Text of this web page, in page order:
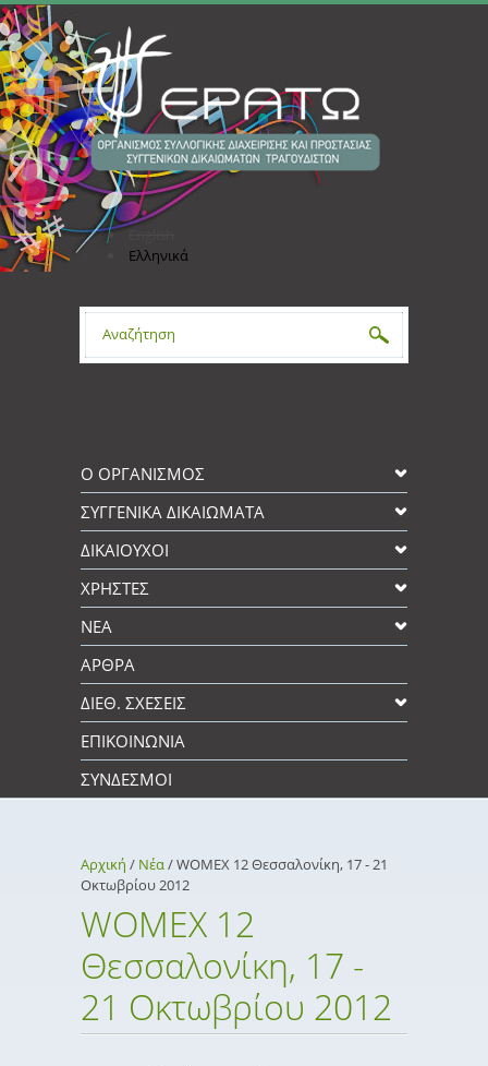
Παράκαμψη προς το κυρίως περιεχόμενο
English
Ελληνικά
Φόρμα αναζήτησης
Ο ΟΡΓΑΝΙΣΜΟΣ
ΣΥΓΓΕΝΙΚΆ ΔΙΚΑΙΩΜΑΤΑ
ΔΙΚΑΙΟΥΧΟΙ
XΡΉΣΤΕΣ
ΝΕΑ
ΑΡΘΡΑ
ΔΙΕΘ. ΣΧΕΣΕΙΣ
ΕΠΙΚΟΙΝΩΝΊΑ
ΣΎΝΔΕΣΜΟΙ
Αρχική / Νέα/WOMEX 12 Θεσσαλονίκη, 17 - 21
Οκτωβρίου 2012
WOMEX 12
Θεσσαλονίκη, 17 -
21 Οκτωβρίου 2012